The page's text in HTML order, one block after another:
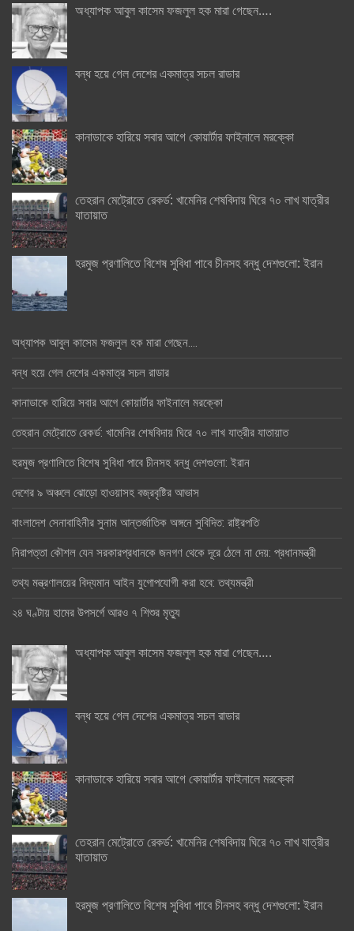
অধ্যাপক আবুল কাসেম ফজলুল হক মারা গেছেন….
বন্ধ হয়ে গেল দেশের একমাত্র সচল রাডার
কানাডাকে হারিয়ে সবার আগে কোয়ার্টার ফাইনালে মরক্কো
তেহরান মেট্রোতে রেকর্ড: খামেনির শেষবিদায় ঘিরে ৭০ লাখ যাত্রীর
যাতায়াত
হরমুজ প্রণালিতে বিশেষ সুবিধা পাবে চীনসহ বন্ধু দেশগুলো: ইরান
অধ্যাপক আবুল কাসেম ফজলুল হক মারা গেছেন….
বন্ধ হয়ে গেল দেশের একমাত্র সচল রাডার
কানাডাকে হারিয়ে সবার আগে কোয়ার্টার ফাইনালে মরক্কো
তেহরান মেট্রোতে রেকর্ড: খামেনির শেষবিদায় ঘিরে ৭০ লাখ যাত্রীর যাতায়াত
হরমুজ প্রণালিতে বিশেষ সুবিধা পাবে চীনসহ বন্ধু দেশগুলো: ইরান
দেশের ৯ অঞ্চলে ঝোড়ো হাওয়াসহ বজ্রবৃষ্টির আভাস
বাংলাদেশ সেনাবাহিনীর সুনাম আন্তর্জাতিক অঙ্গনে সুবিদিত: রাষ্ট্রপতি
নিরাপত্তা কৌশল যেন সরকারপ্রধানকে জনগণ থেকে দূরে ঠেলে না দেয়: প্রধানমন্ত্রী
তথ্য মন্ত্রণালয়ের বিদ্যমান আইন যুগোপযোগী করা হবে: তথ্যমন্ত্রী
২৪ ঘণ্টায় হামের উপসর্গে আরও ৭ শিশুর মৃত্যু
অধ্যাপক আবুল কাসেম ফজলুল হক মারা গেছেন….
বন্ধ হয়ে গেল দেশের একমাত্র সচল রাডার
কানাডাকে হারিয়ে সবার আগে কোয়ার্টার ফাইনালে মরক্কো
তেহরান মেট্রোতে রেকর্ড: খামেনির শেষবিদায় ঘিরে ৭০ লাখ যাত্রীর
যাতায়াত
হরমুজ প্রণালিতে বিশেষ সুবিধা পাবে চীনসহ বন্ধু দেশগুলো: ইরান